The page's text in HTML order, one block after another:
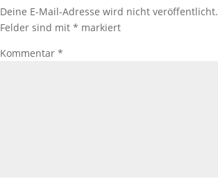
Deine E-Mail-Adresse wird nicht veröffentlicht.
Felder sind mit * markiert
Kommentar *